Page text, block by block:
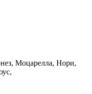
Моцарелла, Нори,